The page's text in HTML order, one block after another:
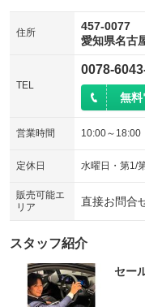
サイドカメラ
エアサスペンション
住所
457-0077
愛知県名古
TEL
0078-
無料
営業時間 10:00～18:00
定休日 水曜日・第1/
販売可能エ
リア
直接お問合
スタッフ紹介
セー